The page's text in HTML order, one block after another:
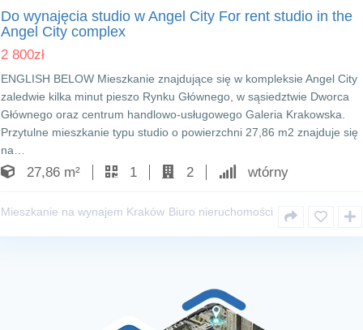
Do wynajęcia studio w Angel City For rent studio in the
Angel City complex
2 800zł
ENGLISH BELOW Mieszkanie znajdujące się w kompleksie Angel City
zaledwie kilka minut pieszo Rynku Głównego, w sąsiedztwie Dworca
Głównego oraz centrum handlowo-usługowego Galeria Krakowska.
Przytulne mieszkanie typu studio o powierzchni 27,86 m2 znajduje się
na…
27,86 m² 1 2 wtórny
Mieszkanie na wynajem Kraków Biuro nieruchomości